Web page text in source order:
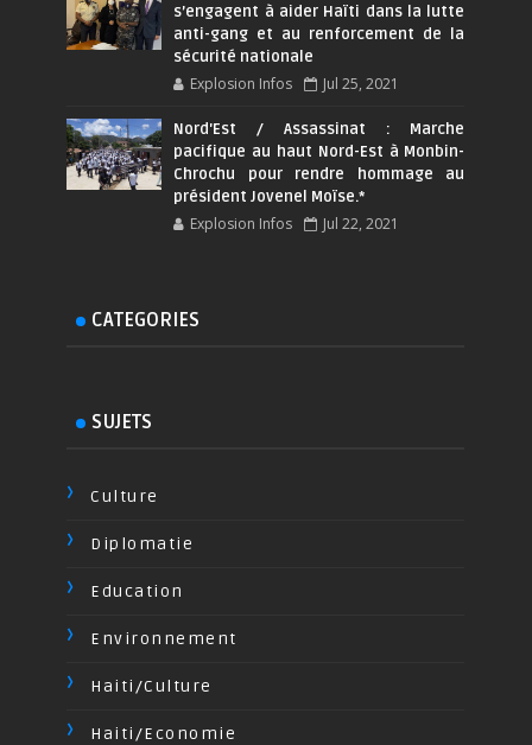
s’engagent à aider Haïti dans la lutte
anti-gang et au renforcement de la
sécurité nationale
Explosion Infos Jul 25, 2021
Nord'Est / Assassinat : Marche
pacifique au haut Nord-Est à Monbin-
Chrochu pour rendre hommage au
président Jovenel Moïse.*
Explosion Infos Jul 22, 2021
CATEGORIES
SUJETS
Culture
Diplomatie
Education
Environnement
Haiti/Culture
Haiti/Economie